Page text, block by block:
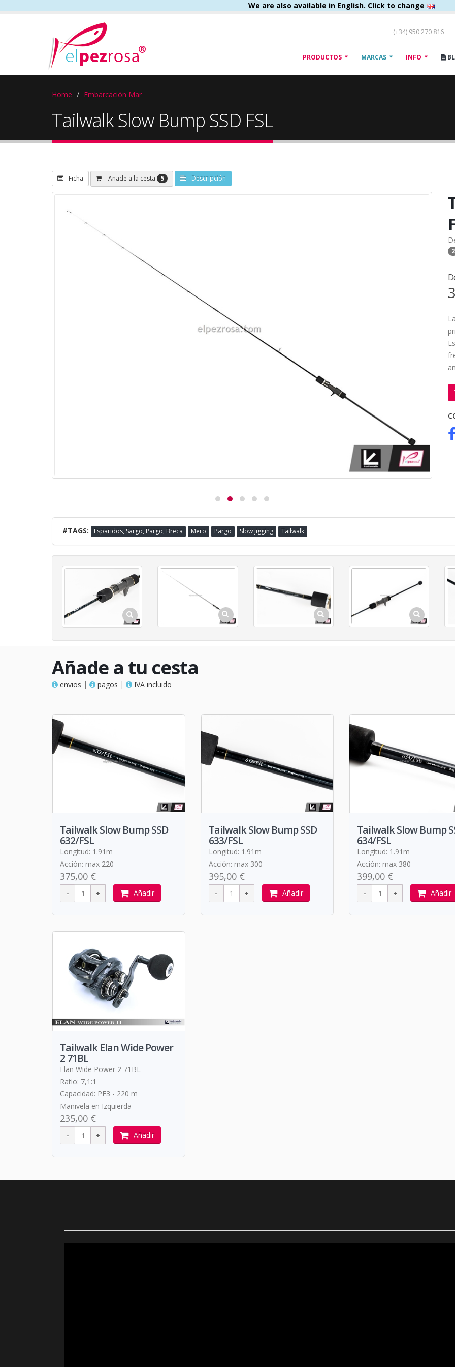
We are also available in English. Click to change
(+34) 950 270 816
PRODUCTOS MARCAS INFO
Home Embarcación Mar
Tailwalk Slow Bump SSD FSL
Ficha Añade a la cesta 5 Descripción
2
#TAGS: Esparidos, Sargo, Pargo, Breca Mero Pargo Slow jigging Tailwalk
Añade a tu cesta
envios | pagos | IVA incluido
Tailwalk Slow Bump SSD
632/FSL
Longitud: 1.91m
Acción: max 220
375,00 €
Añadir
Tailwalk Slow Bump SSD
633/FSL
Longitud: 1.91m
Acción: max 300
395,00 €
Añadir
Tailwalk Slow Bump
634/FSL
Longitud: 1.91m
Acción: max 380
399,00 €
Añadir
Tailwalk Elan Wide Power
2 71BL
Elan Wide Power 2 71BL
Ratio: 7,1:1
Capacidad: PE3 - 220 m
Manivela en Izquierda
235,00 €
Añadir